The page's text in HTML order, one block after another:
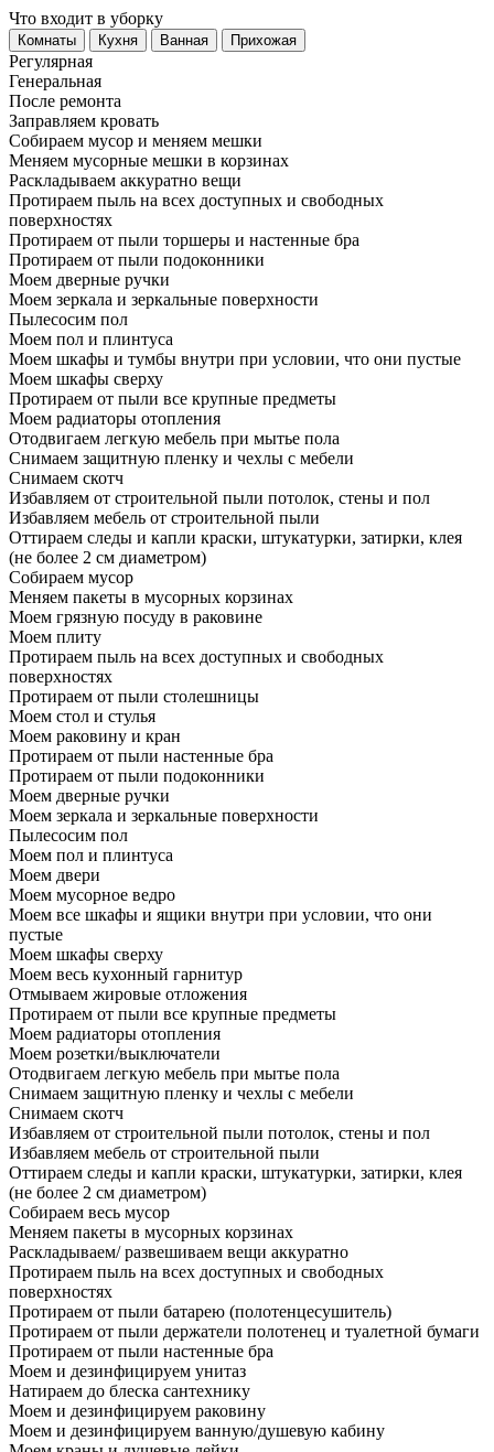
Что входит в уборку
Регу­лярная
Гене­ральная
После ремонта
Заправляем кровать
Собираем мусор и меняем мешки
Меняем мусорные мешки в корзинах
Раскладываем аккуратно вещи
Протираем пыль на всех доступных и свободных
поверхностях
Протираем от пыли торшеры и настенные бра
Протираем от пыли подоконники
Моем дверные ручки
Моем зеркала и зеркальные поверхности
Пылесосим пол
Моем пол и плинтуса
Моем шкафы и тумбы внутри при условии, что они пустые
Моем шкафы сверху
Протираем от пыли все крупные предметы
Моем радиаторы отопления
Отодвигаем легкую мебель при мытье пола
Снимаем защитную пленку и чехлы с мебели
Снимаем скотч
Избавляем от строительной пыли потолок, стены и пол
Избавляем мебель от строительной пыли
Оттираем следы и капли краски, штукатурки, затирки, клея
(не более 2 см диаметром)
Собираем мусор
Меняем пакеты в мусорных корзинах
Моем грязную посуду в раковине
Моем плиту
Протираем пыль на всех доступных и свободных
поверхностях
Протираем от пыли столешницы
Моем стол и стулья
Моем раковину и кран
Протираем от пыли настенные бра
Протираем от пыли подоконники
Моем дверные ручки
Моем зеркала и зеркальные поверхности
Пылесосим пол
Моем пол и плинтуса
Моем двери
Моем мусорное ведро
Моем все шкафы и ящики внутри при условии, что они
пустые
Моем шкафы сверху
Моем весь кухонный гарнитур
Отмываем жировые отложения
Протираем от пыли все крупные предметы
Моем радиаторы отопления
Моем розетки/выключатели
Отодвигаем легкую мебель при мытье пола
Снимаем защитную пленку и чехлы с мебели
Снимаем скотч
Избавляем от строительной пыли потолок, стены и пол
Избавляем мебель от строительной пыли
Оттираем следы и капли краски, штукатурки, затирки, клея
(не более 2 см диаметром)
Собираем весь мусор
Меняем пакеты в мусорных корзинах
Раскладываем/ развешиваем вещи аккуратно
Протираем пыль на всех доступных и свободных
поверхностях
Протираем от пыли батарею (полотенцесушитель)
Протираем от пыли держатели полотенец и туалетной бумаги
Протираем от пыли настенные бра
Моем и дезинфицируем унитаз
Натираем до блеска сантехнику
Моем и дезинфицируем раковину
Моем и дезинфицируем ванную/душевую кабину